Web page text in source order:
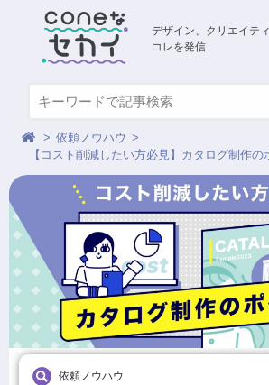
デザイン、クリエイテ
コレを発信
依頼ノウハウ
【コスト削減したい方必見】カタログ制作の
依頼ノウハウ